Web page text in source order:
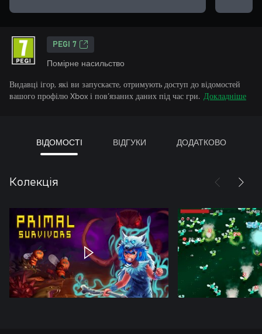
PEGI 7
Помірне насильство
Видавці ігор, які ви запускаєте, отримують доступ до відомостей
вашого профілю Xbox і пов’язаних даних під час гри. Докладніше
ВІДОМОСТІ ВІДГУКИ ДОДАТКОВО
Колекція